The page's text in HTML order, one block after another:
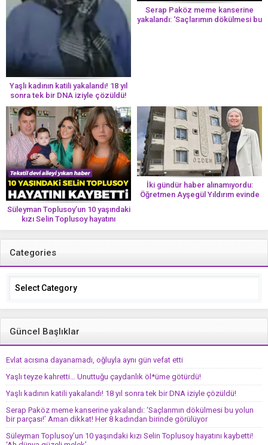
Yaşlı kadının katili yakalandı! 18 yıl
sonra tek bir DNA iziyle çözüldü!
Serap Paköz meme kanserine
yakalandı: ‘Saçlarımın dökülmesi bu
Süleyman Toplusoy’un 10 yaşındaki
kızı Selin Toplusoy hayatını
kaybetti! ‘Ah dünya güzeli melek’
İki gündür haber alınamıyordu:
Öğretmen Ayşegül Yıldırım evinde
Categories
Categories
Güncel Başlıklar
Evlat acısına dayanamadı, oğluyla aynı gün vefat etti
Yaşlı teyze kahretti… Unuttuğu çaydanlık öl*üme götürdü!
Yaşlı kadının katili yakalandı! 18 yıl sonra tek bir DNA iziyle çözüldü!
Serap Paköz meme kanserine yakalandı: ‘Saçlarımın dökülmesi bu yolun
bir parçası!’ Aman dikkat! Her 8 kadından birinde görülüyor
Süleyman Toplusoy’un 10 yaşındaki kızı Selin Toplusoy hayatını kaybetti!